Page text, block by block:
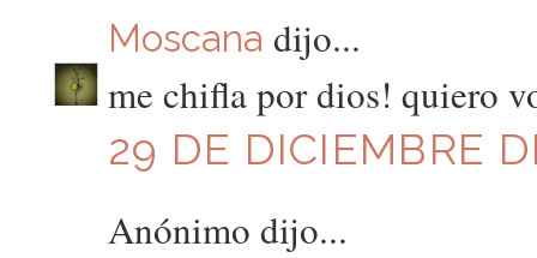
Moscana dijo...
me chifla por dios! quiero
29 DE DICIEMBRE
Anónimo dijo...